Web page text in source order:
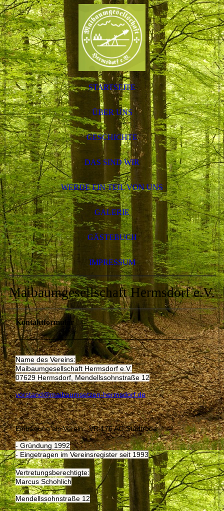
STARTSEITE
ÜBER UNS
GESCHICHTE
DAS SIND WIR
WERDE EIN TEIL VON UNS
GALERIE
GÄSTEBUCH
IMPRESSUM
Maibaumgesellschaft Hermsdorf e.V.
Kontaktformular
Name des Vereins:
Maibaumgesellschaft Hermsdorf e.V.
07629 Hermsdorf, Mendellssohnstraße 12
vorstand@maibaumsetzen-hermsdorf.de
Eintragung als Verein: VR 176 AG Stadtroda
- Gründung 1992
- Eingetragen im Vereinsregister seit 1993
Vertretungsberechtigte:
Marcus Schohlich
Mendellssohnstraße 12